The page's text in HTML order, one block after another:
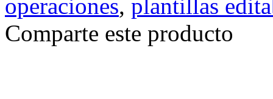
operaciones, plantillas
Comparte este producto